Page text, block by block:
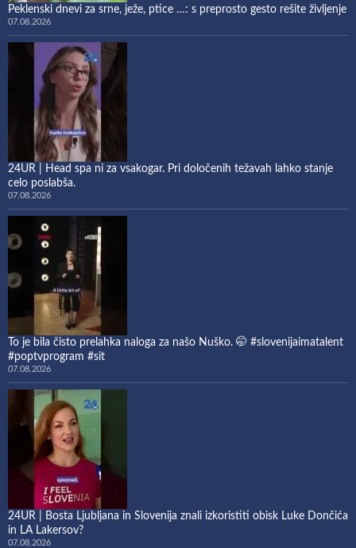
Peklenski dnevi za srne, ježe, ptice …: s preprosto gesto rešite življenje
07.08.2026
24UR | Head spa ni za vsakogar. Pri določenih težavah lahko stanje
celo poslabša.
07.08.2026
To je bila čisto prelahka naloga za našo Nuško. 🤭 #slovenijaimatalent
#poptvprogram #sit
07.08.2026
24UR | Bosta Ljubljana in Slovenija znali izkoristiti obisk Luke Dončića
in LA Lakersov?
07.08.2026